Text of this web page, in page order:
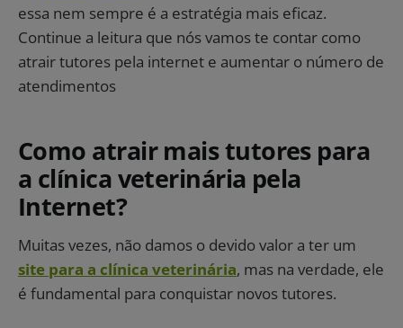
essa nem sempre é a estratégia mais eficaz.
Continue a leitura que nós vamos te contar como
atrair tutores pela internet e aumentar o número de
atendimentos
Como atrair mais tutores para
a clínica veterinária pela
Internet?
Muitas vezes, não damos o devido valor a ter um
site para a clínica veterinária, mas na verdade, ele
é fundamental para conquistar novos tutores.